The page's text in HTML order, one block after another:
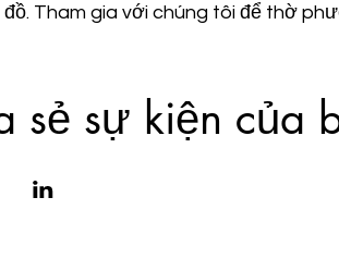
Tham gia với chúng tôi để thờ
sẻ sự kiện của